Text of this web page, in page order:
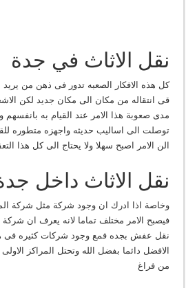
نقل الاثاث في جدة
كل هذه الافكار الصعبه تدور فى ذهن من يريد
قى انتقاله من مكان الى مكان جديد لكن
مدى صعوبة هذا الامر عند القيام به بانفسهم
توصلت الى اساليب حديثه واجهزه متطوره
الن الامر اصبح سهلا ولا يحتاج الى كل هذا
نقل الاثاث داخل
وخاصة اذا ادرك ان وجود شركة مثل شركة
فيصبح الامر مختلف تماما لانه يعرف ان
نقل عفش بجده فمع وجود شركات كثيره فى هذا
الافضل دائما بفضل الله وتحتل المراكز
من فراغ